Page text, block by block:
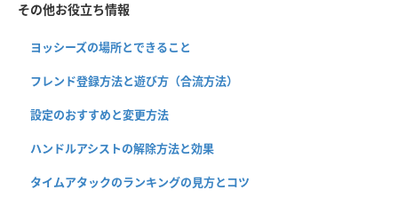
その他お役立ち情報
ヨッシーズの場所とできること
フレンド登録方法と遊び方（合流方法）
設定のおすすめと変更方法
ハンドルアシストの解除方法と効果
タイムアタックのランキングの見方とコツ